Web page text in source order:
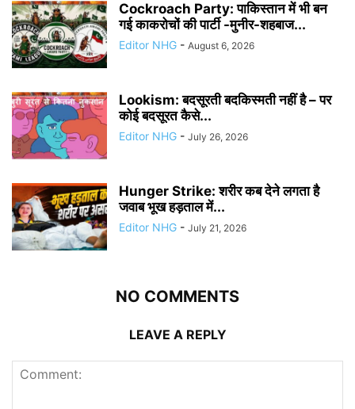
Cockroach Party: पाकिस्तान में भी बन
गई काकरोचों की पार्टी -मुनीर-शहबाज...
Editor NHG - August 6, 2026
Lookism: बदसूरती बदकिस्मती नहीं है – पर
कोई बदसूरत कैसे...
Editor NHG - July 26, 2026
Hunger Strike: शरीर कब देने लगता है
जवाब भूख हड़ताल में...
Editor NHG - July 21, 2026
NO COMMENTS
LEAVE A REPLY